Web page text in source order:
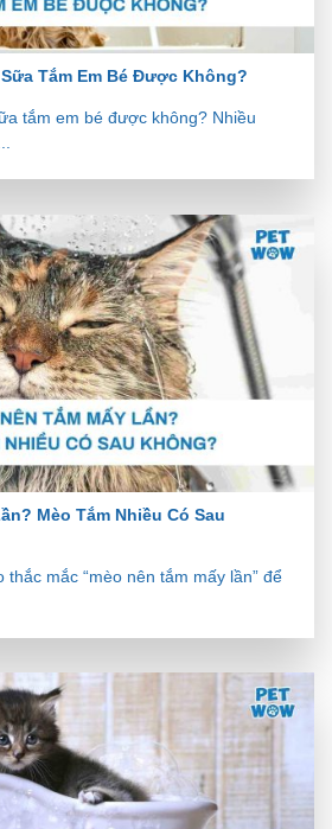
Tắm Em Bé Được Không?
tắm em bé được không? Nhiều
Mèo Tắm Nhiều Có Sau
mắc “mèo nên tắm mấy lần” để